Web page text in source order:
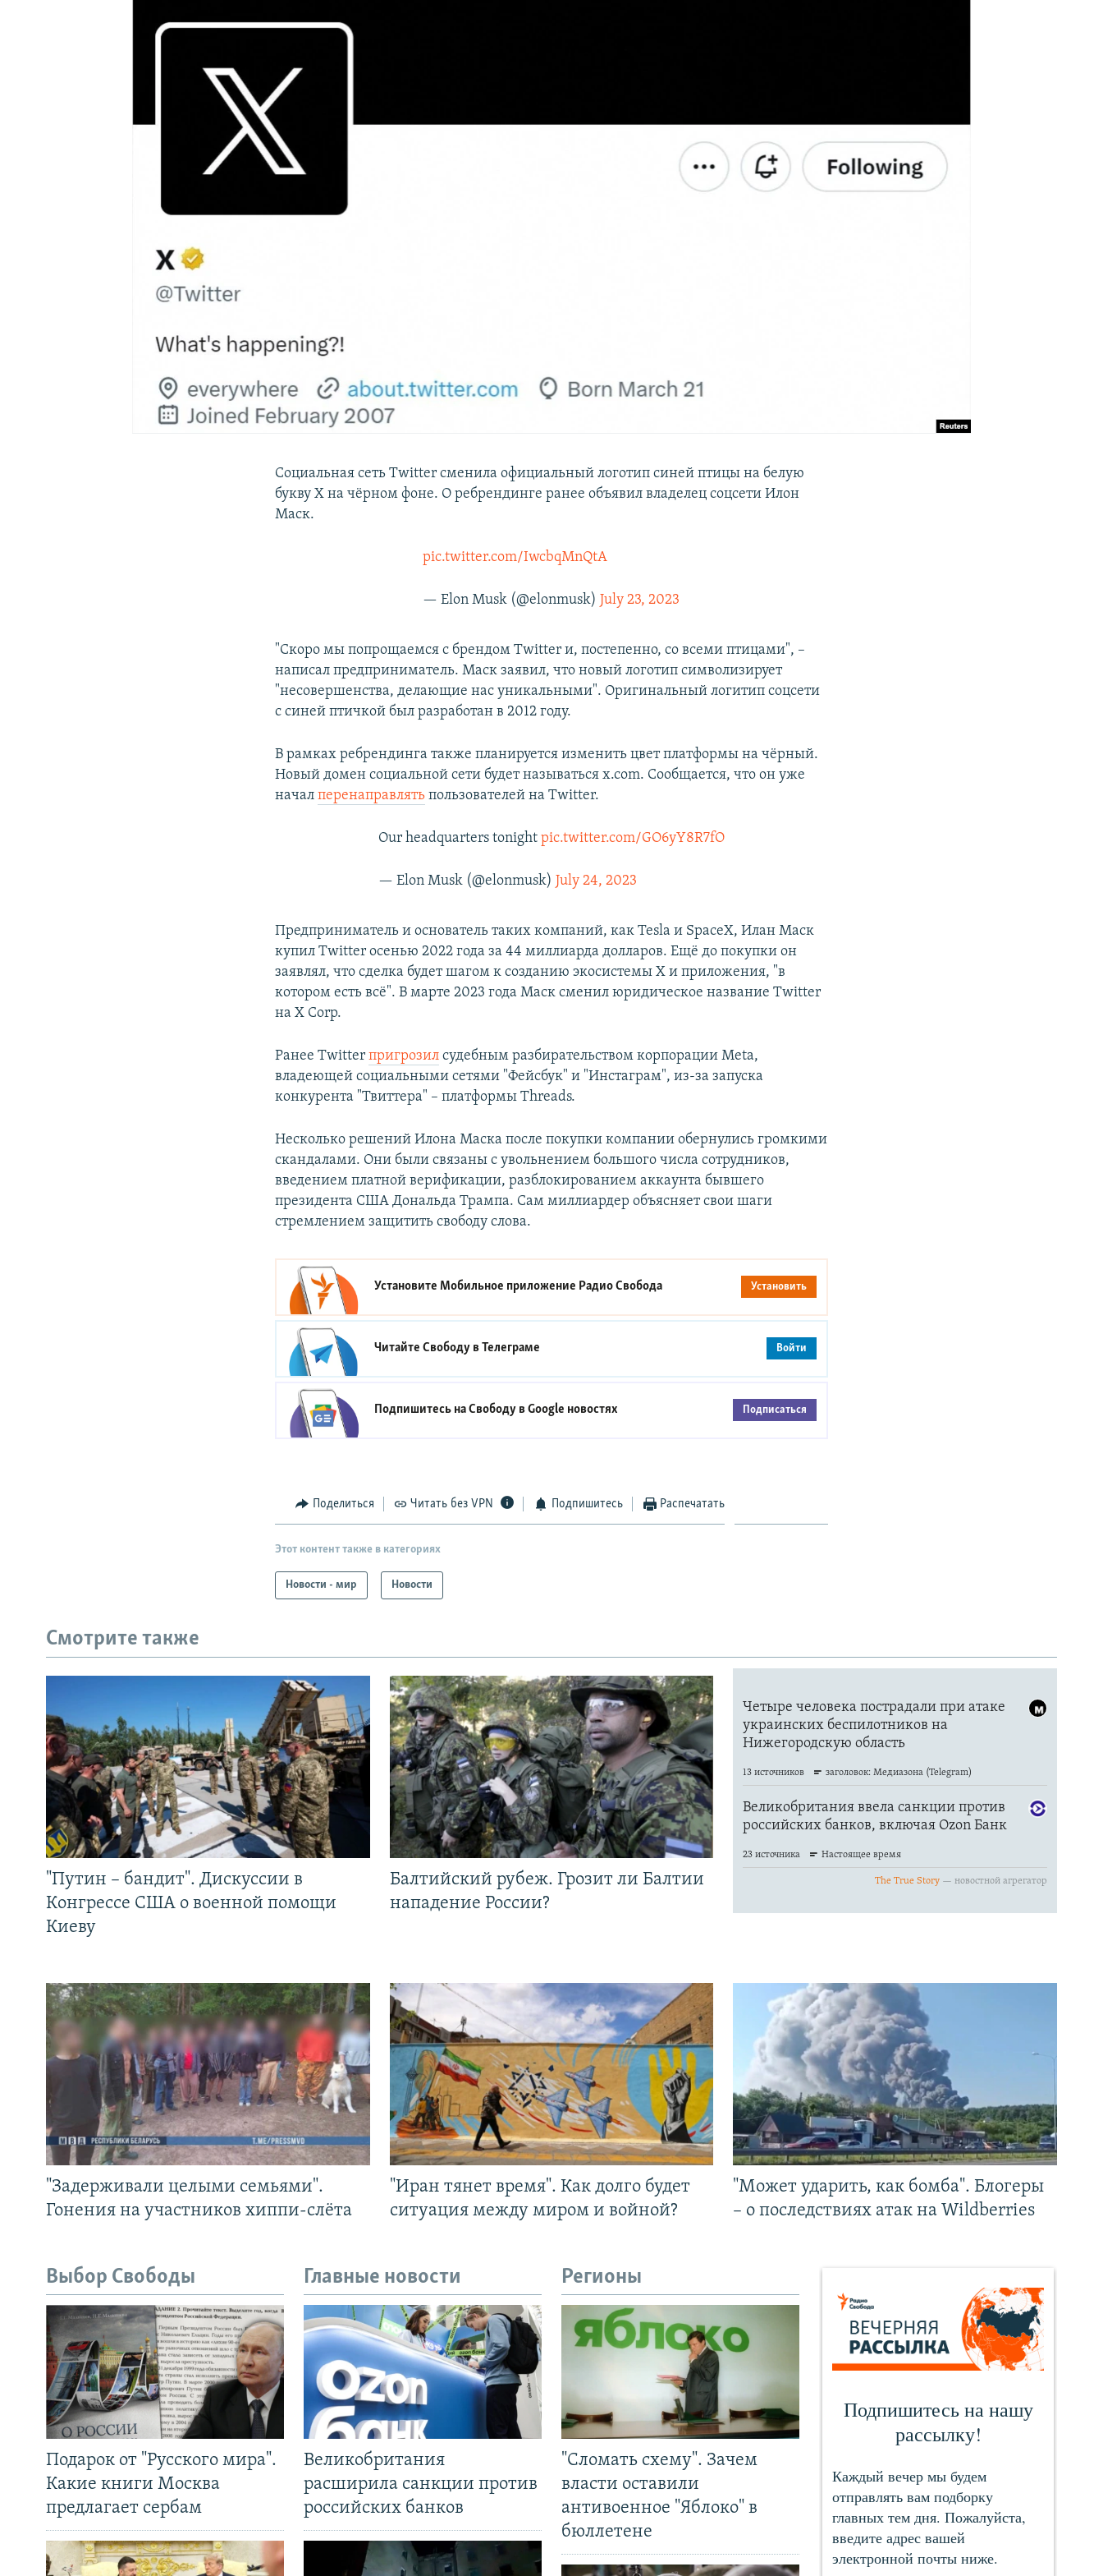
ПОДПИШИТЕСЬ НА РАССЫЛКУ
Социальная сеть Twitter сменила официальный логотип синей птицы на белую
букву X на чёрном фоне. О ребрендинге ранее объявил владелец соцсети Илон
Маск.
pic.twitter.com/IwcbqMnQtA
— Elon Musk (@elonmusk)July 23, 2023
"Скоро мы попрощаемся с брендом Twitter и, постепенно, со всеми птицами", –
написал предприниматель. Маск заявил, что новый логотип символизирует
"несовершенства, делающие нас уникальными". Оригинальный логитип соцсети
с синей птичкой был разработан в 2012 году.
В рамках ребрендинга также планируется изменить цвет платформы на чёрный.
Новый домен социальной сети будет называться x.com. Сообщается, что он уже
началперенаправлять пользователей на Twitter.
Our headquarters tonight pic.twitter.com/GO6yY8R7fO
— Elon Musk (@elonmusk) July 24, 2023
Предприниматель и основатель таких компаний, как Tesla и SpaceX, Илан Маск
купил Twitter осенью 2022 года за 44 миллиарда долларов. Ещё до покупки он
заявлял, что сделка будет шагом к созданию экосистемы X и приложения, "в
котором есть всё". В марте 2023 года Маск сменил юридическое название Twitter
на X Corp.
Ранее Twitterпригрозил судебным разбирательством корпорации Meta,
владеющей социальными сетями "Фейсбук" и "Инстаграм", из-за запуска
конкурента "Твиттера" – платформы Threads.
Несколько решений Илона Маска после покупки компании обернулись громкими
скандалами. Они были связаны с увольнением большого числа сотрудников,
введением платной верификации, разблокированием аккаунта бывшего
президента США Дональда Трампа. Сам миллиардер объясняет свои шаги
стремлением защитить свободу слова.
Установите Мобильное приложение Радио Свобода Установить
Читайте Свободу вТелеграме Войти
Подпишитесь на Свободу вGoogle новостях Подписаться
Поделиться Читать без VPN Подпишитесь Распечатать
Этот контент также в категориях
Новости - мир Новости
Смотрите также
"Путин – бандит". Дискуссии в
Конгрессе США о военной помощи
Киеву
Балтийский рубеж. Грозит ли Балтии
нападение России?
"Задерживали целыми семьями".
Гонения на участников хиппи-слёта
"Иран тянет время". Как долго будет
ситуация между миром и войной?
"Может ударить, как бомба". Блогеры
– о последствиях атак на Wildberries
Выбор Свободы
Подарок от "Русского мира".
Какие книги Москва
предлагает сербам
Главные новости
Великобритания
расширила санкции против
российских банков
Регионы
"Сломать схему". Зачем
власти оставили
антивоенное "Яблоко" в
бюллетене